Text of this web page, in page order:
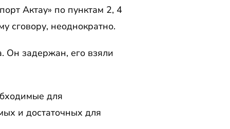
Актау» по пунктам 2, 4
сговору, неоднократно.
Он задержан, его взяли
для
и достаточных для